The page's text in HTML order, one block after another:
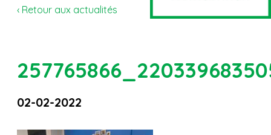
‹ Retour aux actualités
02-02-2022